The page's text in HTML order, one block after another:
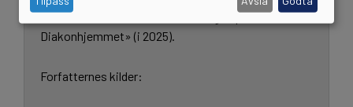
En casestudie av diakonutdanningen på
Diakonhjemmet» (i 2025).
Forfatternes kilder: